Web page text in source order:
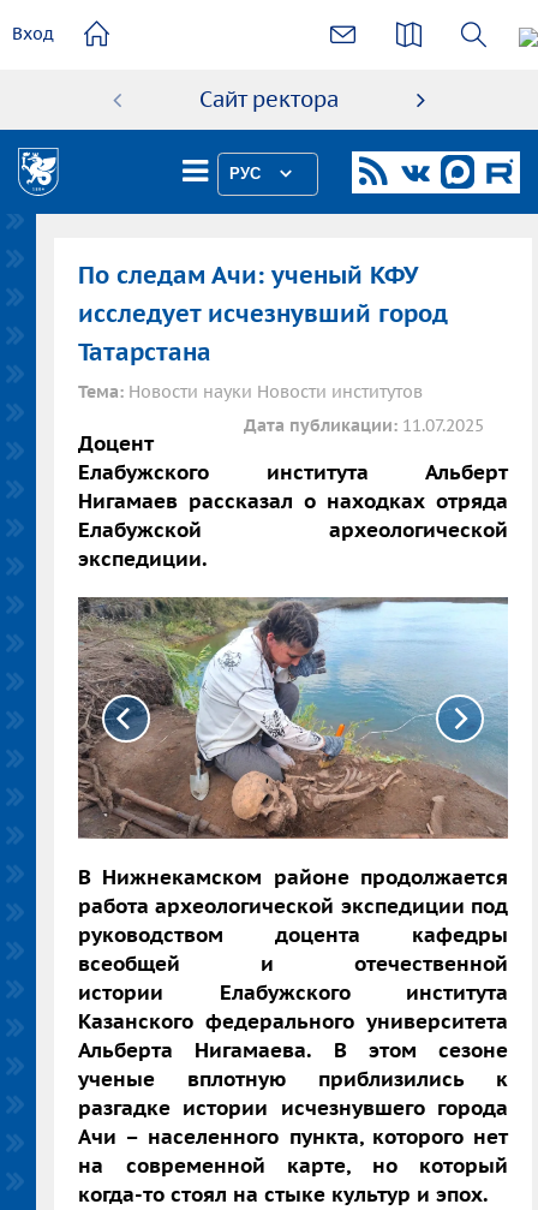
содержанию
Вход
Сайт ректора
РУС
По следам Ачи: ученый КФУ
исследует исчезнувший город
Татарстана
Тема: Новости науки Новости институтов
Дата публикации: 11.07.2025
Доцент
Елабужского института Альберт
Нигамаев рассказал о находках отряда
Елабужской археологической
экспедиции.
В Нижнекамском районе продолжается
работа археологической экспедиции под
руководством доцента кафедры
всеобщей и отечественной
истории
Елабужского института
Казанского федерального университета
Альберта Нигамаева. В этом сезоне
ученые вплотную приблизились к
разгадке истории исчезнувшего города
Ачи – населенного пункта, которого нет
на современной карте, но который
когда-то стоял на стыке культур и эпох.